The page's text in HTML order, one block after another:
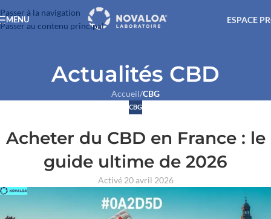
Passer à la navigation
Passer au contenu principal
MENU ESPACE
Actualités CBD
Accueil/CBG
CBG
Acheter du CBD en France : le
guide ultime de 2026
Activé 20 avril 2026